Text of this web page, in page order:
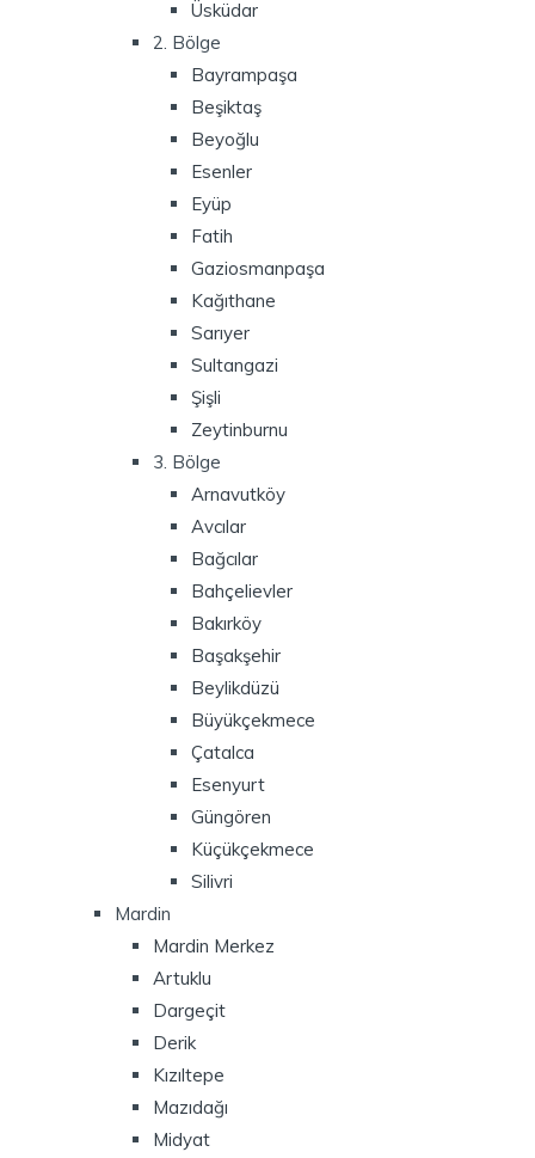
Üsküdar
2. Bölge
Bayrampaşa
Beşiktaş
Beyoğlu
Esenler
Eyüp
Fatih
Gaziosmanpaşa
Kağıthane
Sarıyer
Sultangazi
Şişli
Zeytinburnu
3. Bölge
Arnavutköy
Avcılar
Bağcılar
Bahçelievler
Bakırköy
Başakşehir
Beylikdüzü
Büyükçekmece
Çatalca
Esenyurt
Güngören
Küçükçekmece
Silivri
Mardin
Mardin Merkez
Artuklu
Dargeçit
Derik
Kızıltepe
Mazıdağı
Midyat